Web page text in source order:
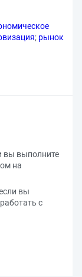
; рынок
вы выполните
на
вы
с